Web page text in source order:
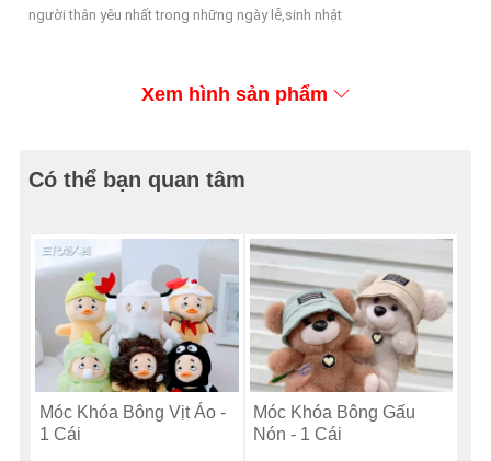
người thân yêu nhất trong những ngày lễ,sinh nhật
Xem hình sản phẩm
Có thể bạn quan tâm
Móc Khóa Bông Vịt Áo -
1 Cái
Móc Khóa Bông Gấu
Nón - 1 Cái